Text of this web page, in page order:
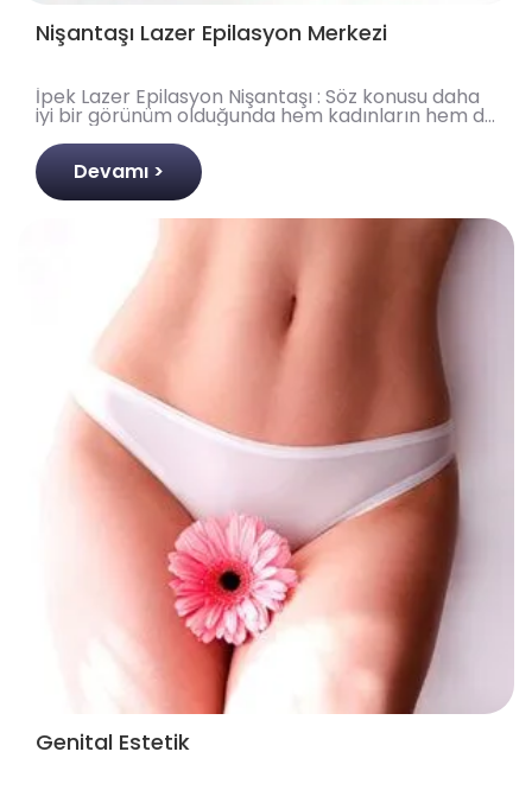
Nişantaşı Lazer Epilasyon Merkezi
İpek Lazer Epilasyon Nişantaşı : Söz konusu daha
iyi bir görünüm olduğunda hem kadınların hem de
erkeklerin ortak problemi nedir derseniz
kuşkusuz ki ..
Devamı >
Genital Estetik